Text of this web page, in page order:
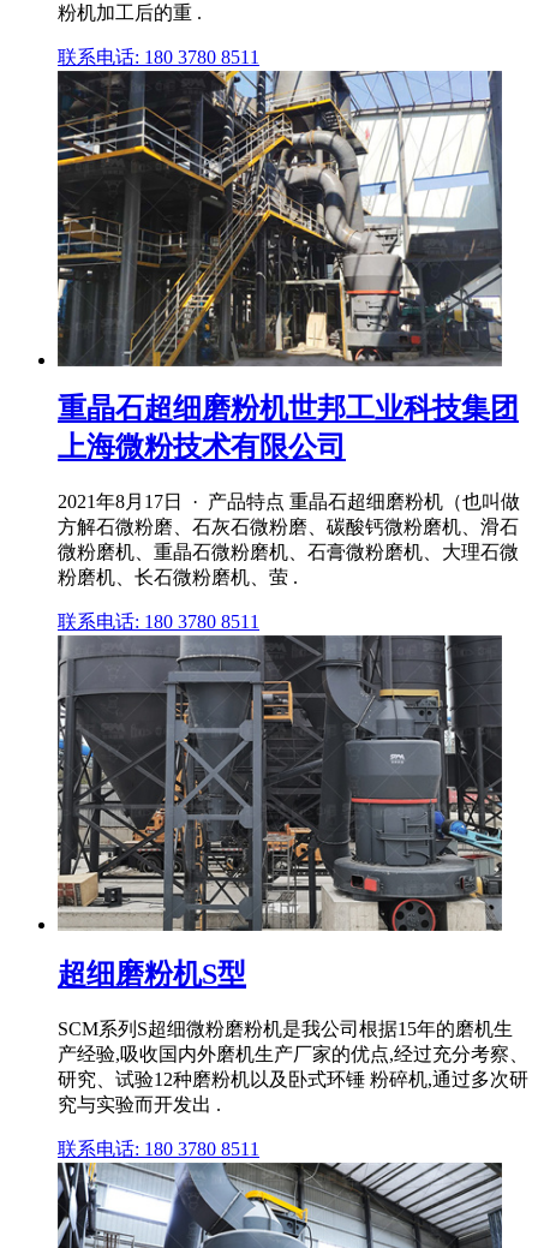
粉机加工后的重 .
联系电话: 180 3780 8511
重晶石超细磨粉机世邦工业科技集团
上海微粉技术有限公司
2021年8月17日 · 产品特点 重晶石超细磨粉机（也叫做
方解石微粉磨、石灰石微粉磨、碳酸钙微粉磨机、滑石
微粉磨机、重晶石微粉磨机、石膏微粉磨机、大理石微
粉磨机、长石微粉磨机、萤 .
联系电话: 180 3780 8511
超细磨粉机S型
SCM系列S超细微粉磨粉机是我公司根据15年的磨机生
产经验,吸收国内外磨机生产厂家的优点,经过充分考察、
研究、试验12种磨粉机以及卧式环锤 粉碎机,通过多次研
究与实验而开发出 .
联系电话: 180 3780 8511